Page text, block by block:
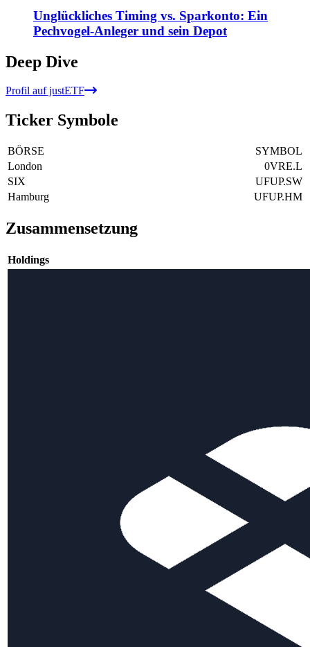
Unglückliches Timing vs. Sparkonto: Ein
Pechvogel-Anleger und sein Depot
Deep Dive
Profil auf justETF
Ticker Symbole
BÖRSE
SYMBOL
London
0VRE.L
SIX
UFUP.SW
Hamburg
UFUP.HM
Zusammensetzung
Holdings